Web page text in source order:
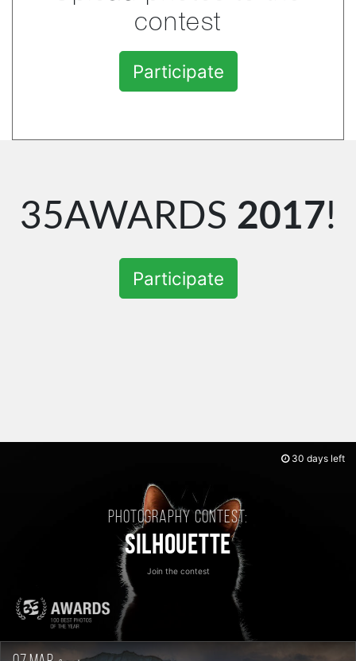
contest
Participate
35AWARDS 2017!
Participate
Photography contest:
Silhouette
Join the contest
30 days left